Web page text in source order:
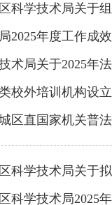
科学技术局关于
2025年度工作成
术局关于2025年
校外培训机构设
区直国家机关普
科学技术局关于
科学技术局2025